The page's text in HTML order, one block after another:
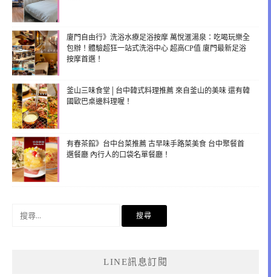
廈門自由行》洗浴水療足浴按摩 萬悅滙湯泉：吃喝玩樂全
包辦！體驗超狂一站式洗浴中心 超高CP值 廈門最新足浴
按摩首選！
釜山三味食堂│台中韓式料理推薦 來自釜山的美味 還有韓
國歐巴桌邊料理喔！
有春茶館》台中台菜推薦 古早味手路菜美食 台中聚餐首
選餐廳 內行人的口袋名單餐廳！
LINE訊息訂閱